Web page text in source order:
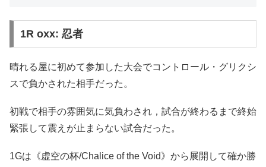
1R oxx: 忍者
晴れる屋に初めて参加した大会でコントロール・グリクシ
スで負かされた相手だった。
初戦で相手の雰囲気に気負わされ，試合が終わるまで終始
緊張して震えが止まらない試合だった。
1Gは《虚空の杯/Chalice of the Void》から展開して確か勝